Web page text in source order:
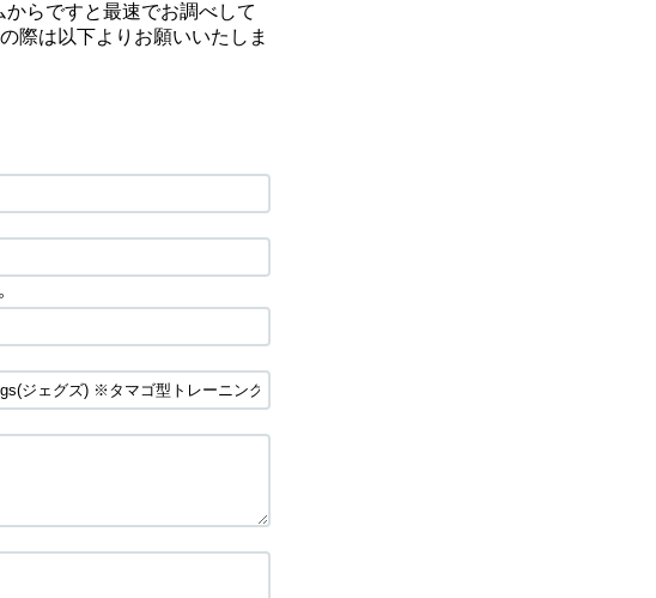
らですと最速でお調べして
際は以下よりお願いいたしま